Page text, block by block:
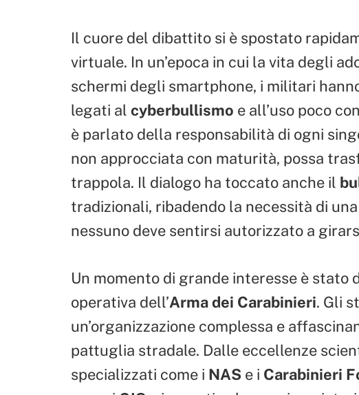
Il cuore del dibattito si è spostato
virtuale. In un’epoca in cui la vita degli
schermi degli smartphone, i militari
legati al cyberbullismo e all’uso poco
è parlato della responsabilità di ogni
non approcciata con maturità, possa
trappola. Il dialogo ha toccato anche il
tradizionali, ribadendo la necessità di una
nessuno deve sentirsi autorizzato a
Un momento di grande interesse è stato
operativa dell’Arma dei Carabinieri. Gli
un’organizzazione complessa e
pattuglia stradale. Dalle eccellenze
specializzati come i NAS e i Carabinieri